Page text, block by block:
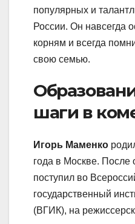
популярных и
России. Он навсегда
корням и всегда
свою семью.
шаги в
Игорь Маменко
года в Москве. После
поступил во
государственный
(ВГИК), на